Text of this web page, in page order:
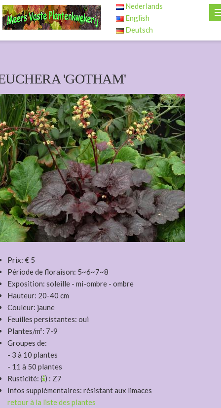
Nederlands
English
Deutsch
'GOTHAM'
Prix: € 5
Période de floraison: 5~6~7~8
Exposition: soleille - mi-ombre - ombre
Hauteur: 20-40 cm
Couleur: jaune
Feuilles persistantes: oui
Plantes/m²: 7-9
Groupes de:
- 3 à 10 plantes
- 11 à 50 plantes
Rusticité: ( ) : Z7
Infos supplémentaires: résistant aux limaces
retour à la liste des plantes